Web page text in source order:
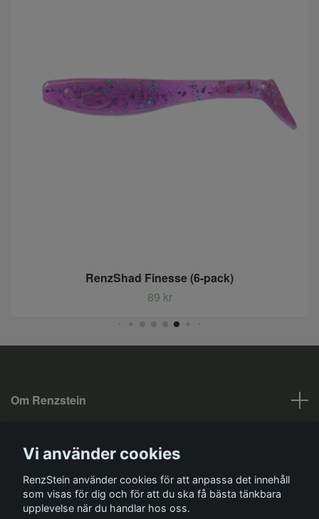
RenzShad Finesse (6-pack)
89 kr
Om Renzstein
Sociala medier
Vi använder cookies
RenzStein använder cookies för att anpassa det innehåll
som visas för dig och för att du ska få bästa tänkbara
upplevelse när du handlar hos oss.